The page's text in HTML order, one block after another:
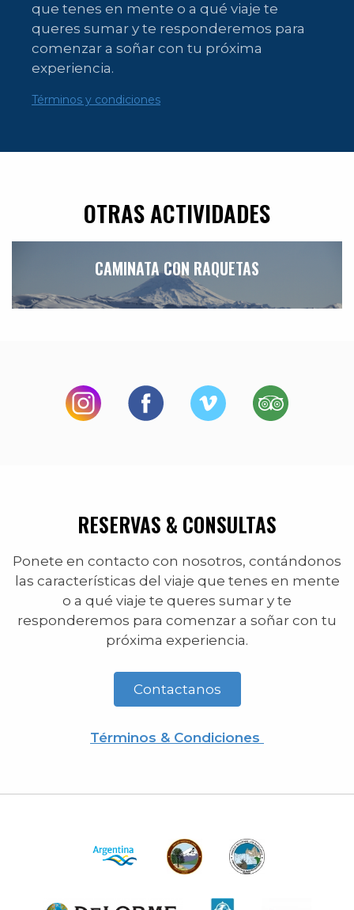
que tenes en mente o a qué viaje te
queres sumar y te responderemos para
comenzar a soñar con tu próxima
experiencia.
Términos y condiciones
OTRAS ACTIVIDADES
CAMINATA CON RAQUETAS
RESERVAS & CONSULTAS
Ponete en contacto con nosotros, contándonos
las características del viaje que tenes en mente
o a qué viaje te queres sumar y te
responderemos para comenzar a soñar con tu
próxima experiencia.
Contactanos
Términos & Condiciones